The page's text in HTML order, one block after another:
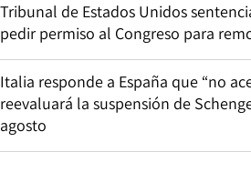
Tribunal de Estados Unidos
pedir permiso al Congreso para
Italia responde a España que “no
reevaluará la suspensión de
agosto